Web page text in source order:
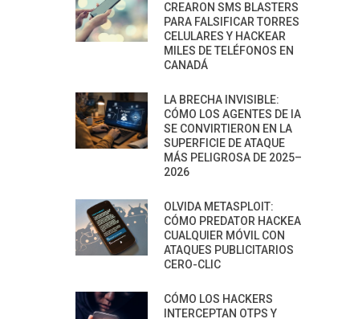
CREARON SMS BLASTERS
PARA FALSIFICAR TORRES
CELULARES Y HACKEAR
MILES DE TELÉFONOS EN
CANADÁ
LA BRECHA INVISIBLE:
CÓMO LOS AGENTES DE IA
SE CONVIRTIERON EN LA
SUPERFICIE DE ATAQUE
MÁS PELIGROSA DE 2025–
2026
OLVIDA METASPLOIT:
CÓMO PREDATOR HACKEA
CUALQUIER MÓVIL CON
ATAQUES PUBLICITARIOS
CERO-CLIC
CÓMO LOS HACKERS
INTERCEPTAN OTPS Y